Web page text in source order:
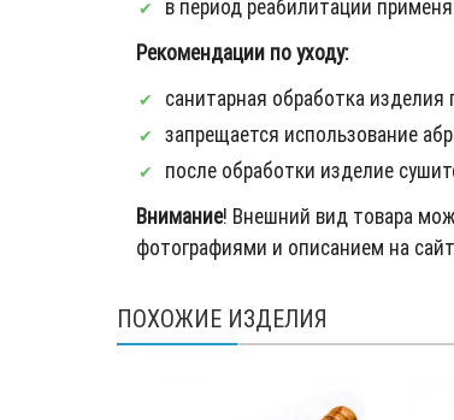
в период реабилитации
Рекомендации по уходу:
санитарная обработка
запрещается использование
после обработки изделие
Внимание! Внешний вид товара
фотографиями и описанием на
ПОХОЖИЕ ИЗДЕЛИЯ